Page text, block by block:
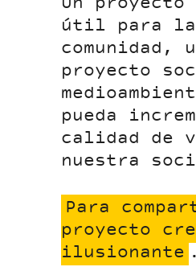
útil para la
comunidad,
proyecto
pueda
calidad de
nuestra
Para
proyecto
ilusionante .